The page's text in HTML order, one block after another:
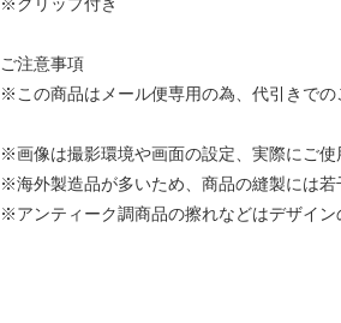
※クリップ付き
ご注意事項
※この商品はメール便専用の為、代引きでの
※画像は撮影環境や画面の設定、実際にご使
※海外製造品が多いため、商品の縫製には若
※アンティーク調商品の擦れなどはデザイン